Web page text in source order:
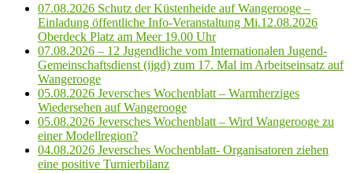
07.08.2026 Schutz der Küstenheide auf Wangerooge –
Einladung öffentliche Info-Veranstaltung Mi.12.08.2026
Oberdeck Platz am Meer 19.00 Uhr
07.08.2026 – 12 Jugendliche vom Internationalen Jugend-
Gemeinschaftsdienst (ijgd) zum 17. Mal im Arbeitseinsatz auf
Wangerooge
05.08.2026 Jeversches Wochenblatt – Warmherziges
Wiedersehen auf Wangerooge
05.08.2026 Jeversches Wochenblatt – Wird Wangerooge zu
einer Modellregion?
04.08.2026 Jeversches Wochenblatt- Organisatoren ziehen
eine positive Turnierbilanz